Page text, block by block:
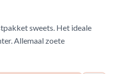
sweets. Het ideale
Allemaal zoete